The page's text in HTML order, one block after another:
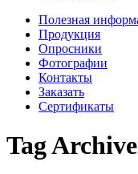
Полезная
Продукция
Опросники
Фотографии
Контакты
Заказать
Сертификаты
Tag